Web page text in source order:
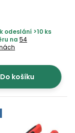
odeslání >10 ks
na 54
Do košíku